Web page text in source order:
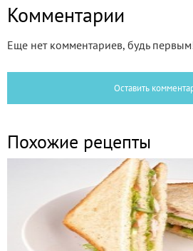
Комментарии
Еще нет комментариев, будь
Оставить
Похожие рецепты